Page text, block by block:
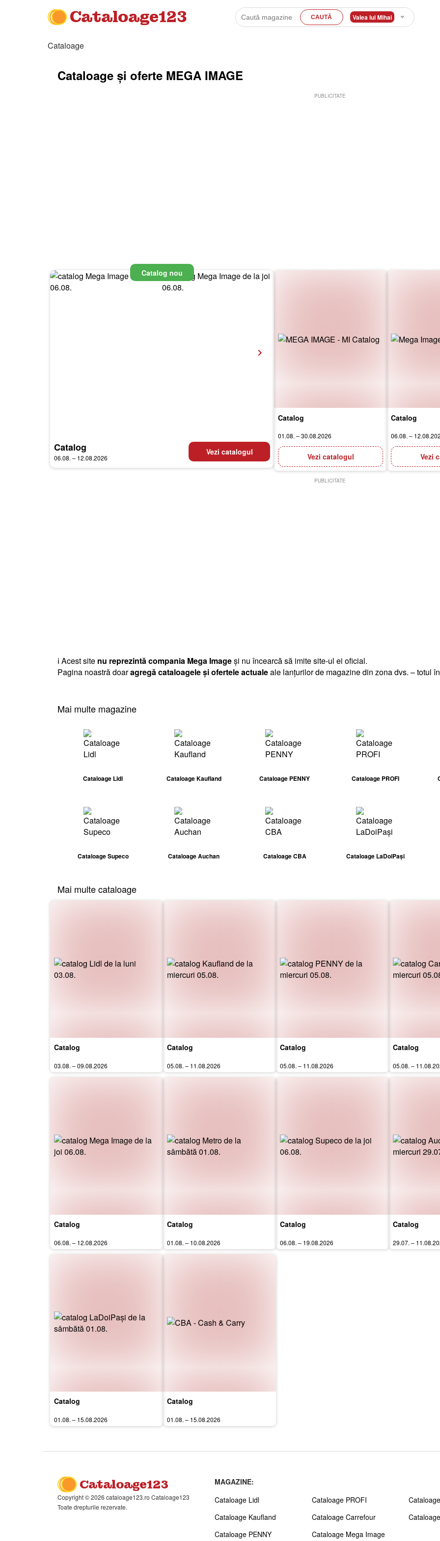
Cataloage123 Valea lui Mihai
Cataloage
Cataloage și oferte MEGA IMAGE
PUBLICITATE
Catalog nou
Catalog
06.08. – 12.08.2026
Vezi catalogul
Catalog
01.08. – 30.08.2026
Vezi catalogul
Catalog
06.08. –
Vezi
PUBLICITATE
ℹ️ Acest site nu reprezintă compania Mega Imageși nu încearcă să imite site-ul ei oficial.
Pagina noastră doaragregă cataloagele și ofertele actualeale lanțurilor de magazine din zona dvs. – totul
Mai multe magazine
Cataloage Lidl Cataloage Kaufland Cataloage PENNY Cataloage PROFI
Cataloage Supeco Cataloage Auchan Cataloage CBA Cataloage LaDoiPași
Mai multe cataloage
Catalog
03.08. – 09.08.2026
Catalog
05.08. – 11.08.2026
Catalog
05.08. – 11.08.2026
Catalog
05.08. –
Catalog
06.08. – 12.08.2026
Catalog
01.08. – 10.08.2026
Catalog
06.08. – 19.08.2026
Catalog
29.07. –
Catalog
01.08. – 15.08.2026
Catalog
01.08. – 15.08.2026
Cataloage123
Copyright © 2026 cataloage123.ro Cataloage123
Toate drepturile rezervate.
MAGAZINE:
Cataloage Lidl
Cataloage Kaufland
Cataloage PENNY
Cataloage PROFI
Cataloage Carrefour
Cataloage Mega Image